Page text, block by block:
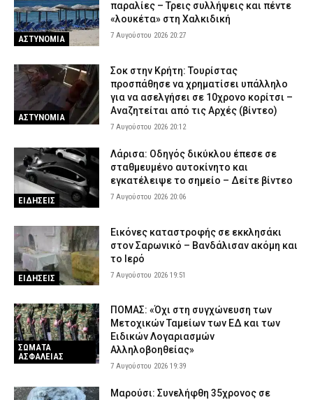
σορό του πατέρα του σε καταψύκτη
ΔΙΚΑΙΟΣΥΝΗ 7 Αυγούστου 2026 14:04
Αττική και Βοιωτία: Πάνω από 110.000 στρέμματα έγιναν
ειδικών
ΕΙΔΗΣΕΙΣ 7 Αυγούστου 2026 14:00
Ρέθυμνο: Εξιχνιάστηκαν δύο εμπρησμοί στον Μυλοπόταμο –
Δικογραφία σε βάρος δύο ανδρών
ΑΣΤΥΝΟΜΙΑ
Μύκονος: Συνελήφθη 56χρονος στο αεροδρόμιο με 2.280
πακέτα λαθραίων τσιγάρων – Δείτε εικόνες
ΑΣΤΥΝΟΜΙΑ 7 Αυγούστου 2026 13:38
ΑΣΤΥΝΟΜΙΑ
παραλίες – Τρεις συλλήψεις και πέντε
«λουκέτα» στη Χαλκιδική
7 Αυγούστου 2026 20:27
ΑΣΤΥΝΟΜΙΑ
Σοκ στην Κρήτη: Τουρίστας
προσπάθησε να χρηματίσει υπάλληλο
για να ασελγήσει σε 10χρονο κορίτσι –
Αναζητείται από τις Αρχές (βίντεο)
7 Αυγούστου 2026 20:12
ΕΙΔΗΣΕΙΣ
Λάρισα: Οδηγός δικύκλου έπεσε σε
σταθμευμένο αυτοκίνητο και
εγκατέλειψε το σημείο – Δείτε βίντεο
7 Αυγούστου 2026 20:06
ΕΙΔΗΣΕΙΣ
Εικόνες καταστροφής σε εκκλησάκι
στον Σαρωνικό – Βανδάλισαν ακόμη και
το Ιερό
7 Αυγούστου 2026 19:51
ΣΩΜΑΤΑ
ΑΣΦΑΛΕΙΑΣ
ΠΟΜΑΣ: «Όχι στη συγχώνευση των
Μετοχικών Ταμείων των ΕΔ και των
Ειδικών Λογαριασμών
Αλληλοβοηθείας»
7 Αυγούστου 2026 19:39
Μαρούσι: Συνελήφθη 35χρονος σε